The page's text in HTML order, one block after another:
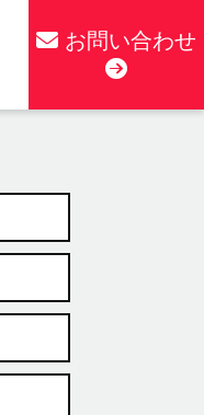
お問い合わせ